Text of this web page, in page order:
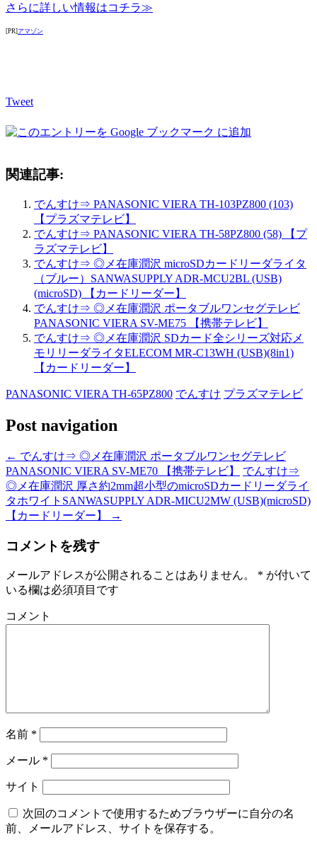
さらに詳しい情報はコチラ≫
[PR] アマゾン
Tweet
関連記事:
でんすけ⇒ PANASONIC VIERA TH-103PZ800 (103)
【プラズマテレビ】
でんすけ⇒ PANASONIC VIERA TH-58PZ800 (58) 【プ
ラズマテレビ】
でんすけ⇒ ◎メ在庫潤沢 microSDカードリーダライタ
（ブルー）SANWASUPPLY ADR-MCU2BL (USB)
(microSD) 【カードリーダー】
でんすけ⇒ ◎メ在庫潤沢 ポータブルワンセグテレビ
PANASONIC VIERA SV-ME75 【携帯テレビ】
でんすけ⇒ ◎メ在庫潤沢 SDカード全シリーズ対応メ
モリリーダライタELECOM MR-C13WH (USB)(8in1)
【カードリーダー】
PANASONIC VIERA TH-65PZ800 でんすけ プラズマテレビ
Post navigation
← でんすけ⇒ ◎メ在庫潤沢 ポータブルワンセグテレビ
PANASONIC VIERA SV-ME70 【携帯テレビ】
でんすけ⇒
◎メ在庫潤沢 厚さ約2mm超小型のmicroSDカードリーダライ
タホワイトSANWASUPPLY ADR-MICU2MW (USB)(microSD)
【カードリーダー】
→
コメントを残す
メールアドレスが公開されることはありません。 * が付いて
いる欄は必須項目です
コメント
名前 *
メール *
サイト
次回のコメントで使用するためブラウザーに自分の名
前、メールアドレス、サイトを保存する。